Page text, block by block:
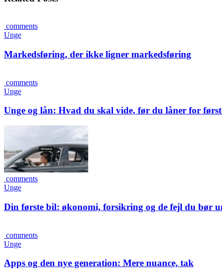
comments
Unge
Markedsføring, der ikke ligner markedsføring
comments
Unge
Unge og lån: Hvad du skal vide, før du låner for
comments
Unge
Din første bil: økonomi, forsikring og de fejl du bør
comments
Unge
Apps og den nye generation: Mere nuance, tak